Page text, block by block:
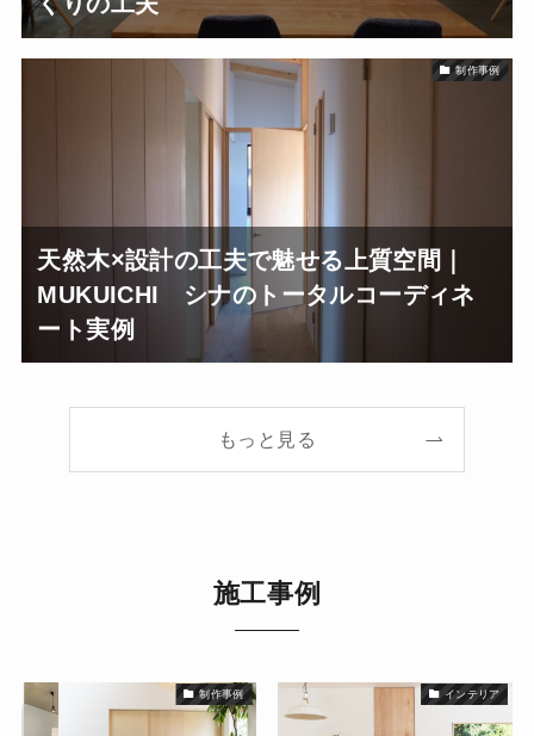
制作事例
天然木×設計の工夫で魅せる上質空間｜
MUKUICHI シナのトータルコーディネ
ート実例
もっと見る
施工事例
制作事例 インテリア